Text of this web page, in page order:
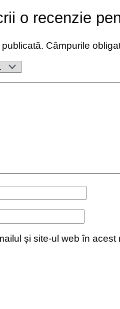
o recenzie
Câmpurile
și site-ul web în